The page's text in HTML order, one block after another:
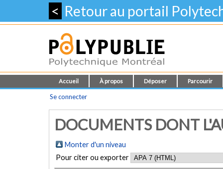
< Retour au portail
Accueil À propos Déposer Parcourir
Se connecter
DOCUMENTS DONT
Monter d'un niveau
Pour citer ou exporter